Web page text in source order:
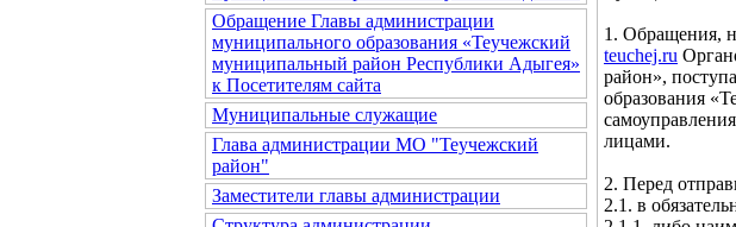
Обращение Главы администрации
муниципального образования «Теучежский
муниципальный район Республики Адыгея»
к Посетителям сайта
Муниципальные служащие
Глава администрации МО "Теучежский
район"
Заместители главы администрации
1. Обращения,
teuchej.ru
район»,
образования
лицами.
2. Перед
2.1. в